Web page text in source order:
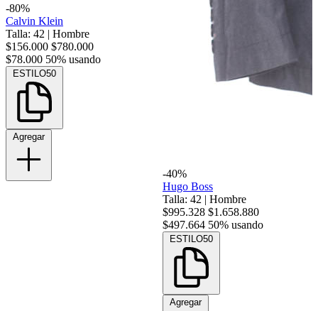
-80%
Calvin Klein
Talla: 42 | Hombre
$156.000 $780.000
$78.000 50% usando
ESTILO50
Agregar
-40%
Hugo Boss
Talla: 42 | Hombre
$995.328 $1.658.880
$497.664 50% usando
ESTILO50
Agregar